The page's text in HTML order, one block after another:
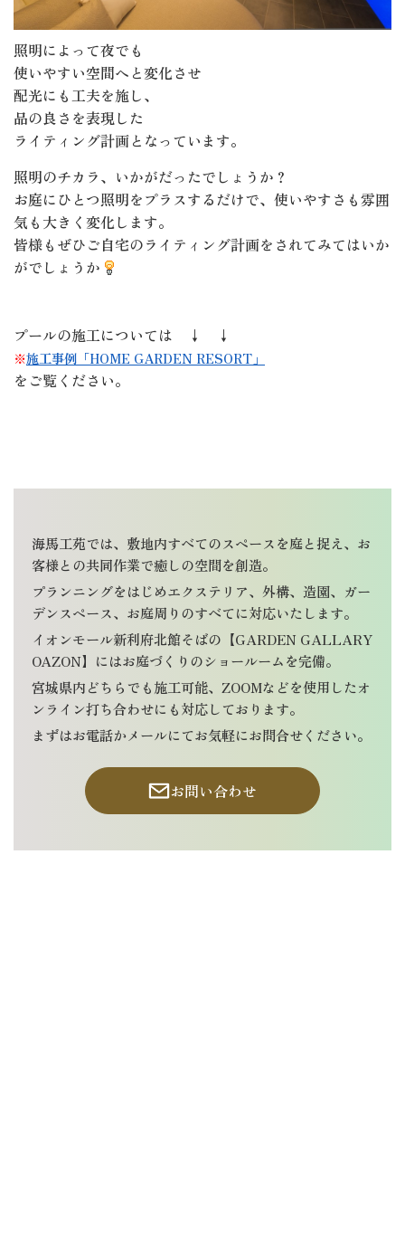
照明によって夜でも
使いやすい空間へと変化させ
配光にも工夫を施し、
品の良さを表現した
ライティング計画となっています。
照明のチカラ、いかがだったでしょうか？
お庭にひとつ照明をプラスするだけで、使いやすさも雰囲
気も大きく変化します。
皆様もぜひご自宅のライティング計画をされてみてはいか
がでしょうか
プールの施工については ↓ ↓
※施工事例「HOME GARDEN RESORT」
をご覧ください。
海馬工苑では、敷地内すべてのスペースを庭と捉え、お
客様との共同作業で癒しの空間を創造。
プランニングをはじめエクステリア、外構、造園、ガー
デンスペース、お庭周りのすべてに対応いたします。
イオンモール新利府北館そばの【GARDEN GALLARY
OAZON】にはお庭づくりのショールームを完備。
宮城県内どちらでも施工可能、ZOOMなどを使用したオ
ンライン打ち合わせにも対応しております。
まずはお電話かメールにてお気軽にお問合せください。
お問い合わせ